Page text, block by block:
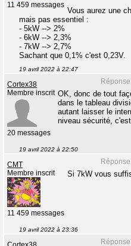
11 459 messages
Vous aurez une
mais pas essentiel :
- 5kW --> 2%
- 6kW --> 2,3%
- 7kW --> 2,7%
Sachant que 0,1% c'est 0,23V.
19 avril 2022 à 22:47
Cortex38
Membre inscrit
20 messages
OK, donc de tout
dans le tableau
autant laisser le
niveau sécurité,
19 avril 2022 à 22:50
CMT
Membre inscrit
11 459 messages
Si 7kW vous
19 avril 2022 à 23:36